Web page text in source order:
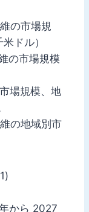
の市場規
ドル）
の市場規模
場規模、地
の地域別市
から 2027